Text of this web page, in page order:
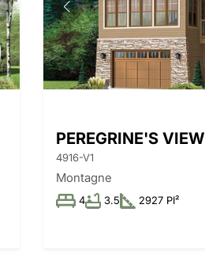
PEREGRINE'S VIEW
4916-V1
Montagne
4 3.5 2927 PI²